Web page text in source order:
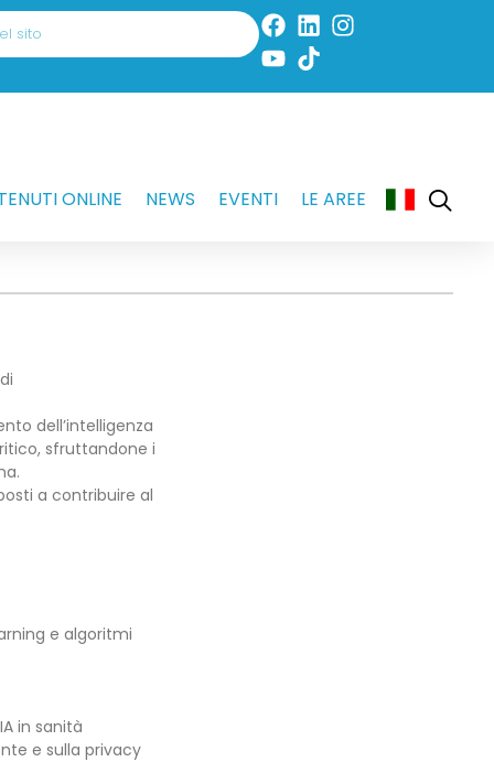
ONLINE NEWS EVENTI LE AREE
dell’intelligenza
sfruttandone i
a contribuire al
e algoritmi
in sanità
e sulla privacy